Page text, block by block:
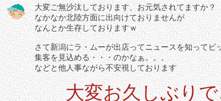
大変ご無沙汰しております、お元気されてますか？
なかなか北陸方面に出向けておりませんが
なんとか生存しておりますｗ
さて新潟にラ・ムーが出店ってニュースを知ってビ
集客を見込める・・・のかなぁ。。。
などと他人事ながら不安視しております
大変お久しぶり